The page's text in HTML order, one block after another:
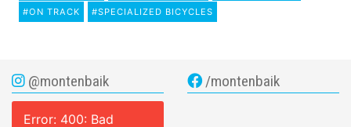
#ON TRACK
#SPECIALIZED BICYCLES
@montenbaik
Error: 400: Bad
/montenbaik